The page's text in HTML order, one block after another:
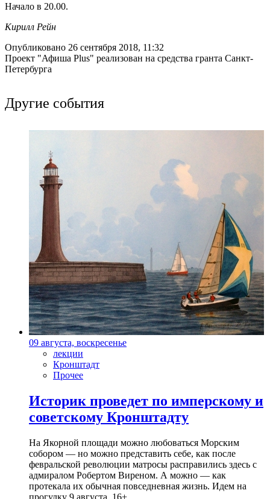
Начало в 20.00.
Кирилл Рейн
Опубликовано 26 сентября 2018, 11:32
Проект "Афиша Plus" реализован на средства гранта Санкт-
Петербурга
Другие события
09 августа, воскресенье
лекции
Кронштадт
Прочее
Историк проведет по имперскому и
советскому Кронштадту
На Якорной площади можно любоваться Морским
собором — но можно представить себе, как после
февральской революции матросы расправились здесь с
адмиралом Робертом Виреном. А можно — как
протекала их обычная повседневная жизнь. Идем на
прогулку 9 августа. 16+